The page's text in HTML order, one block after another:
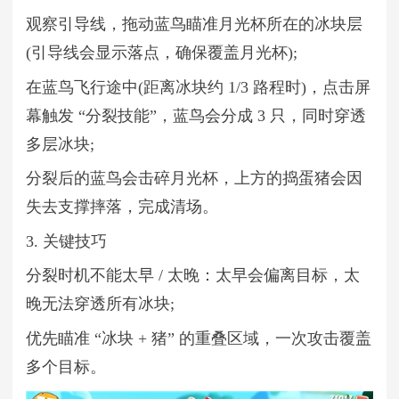
观察引导线，拖动蓝鸟瞄准月光杯所在的冰块层
(引导线会显示落点，确保覆盖月光杯);
在蓝鸟飞行途中(距离冰块约 1/3 路程时)，点击屏
幕触发 “分裂技能”，蓝鸟会分成 3 只，同时穿透
多层冰块;
分裂后的蓝鸟会击碎月光杯，上方的捣蛋猪会因
失去支撑摔落，完成清场。
3. 关键技巧
分裂时机不能太早 / 太晚：太早会偏离目标，太
晚无法穿透所有冰块;
优先瞄准 “冰块 + 猪” 的重叠区域，一次攻击覆盖
多个目标。